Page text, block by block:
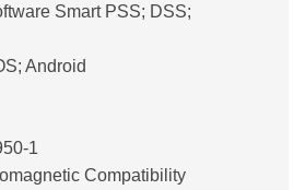
Smart PSS; DSS;
Android
1
Compatibility